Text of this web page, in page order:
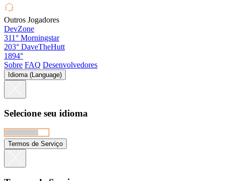
Outros Jogadores
DevZone
311° Morningstar
203° DaveTheHutt
1894°
Sobre FAQ Desenvolvedores
Idioma (Language)
Selecione seu idioma
Termos de Serviço